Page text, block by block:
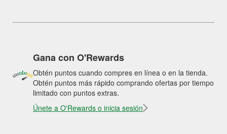
Gana con O'Rewards
Obtén puntos cuando compres en línea o en la tienda.
Obtén puntos más rápido comprando ofertas por tiempo
limitado con puntos extras.
Únete a O'Rewards o inicia sesión